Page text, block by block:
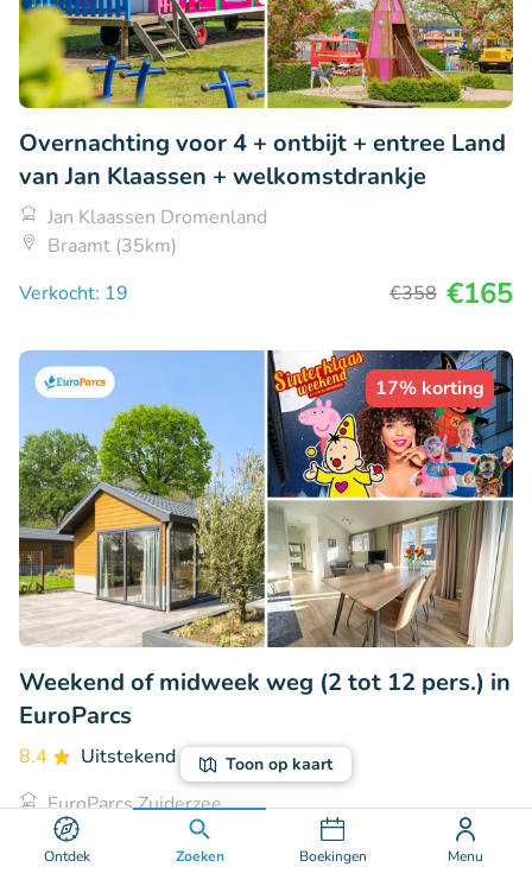
Ontdek Zoeken Boekingen Menu
Toon op kaart
Overnachting voor 4 + ontbijt + entree Land
van Jan Klaassen + welkomstdrankje
Jan Klaassen Dromenland
Braamt (35km)
Verkocht: 19
€358 €165
17% korting
Weekend of midweek weg (2 tot 12 pers.) in
EuroParcs
8.4 Uitstekend• 86 beoordelingen
EuroParcs Zuiderzee
Biddinghuizen (35km)